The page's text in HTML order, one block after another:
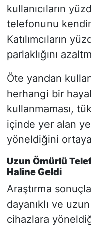
kullanıcıların
telefonunu
Katılımcıların
parlaklığını
Öte yandan
herhangi bir
kullanmaması,
içinde yer alan
yöneldiğini
Uzun Ömürlü
Haline Geldi
Araştırma
dayanıklı ve
cihazlara